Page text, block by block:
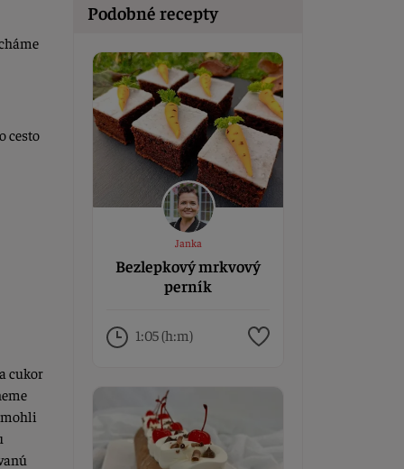
cesto
cukor
Podobné recepty
Janka
Bezlepkový mrkvový
perník
1:05 (h:m)